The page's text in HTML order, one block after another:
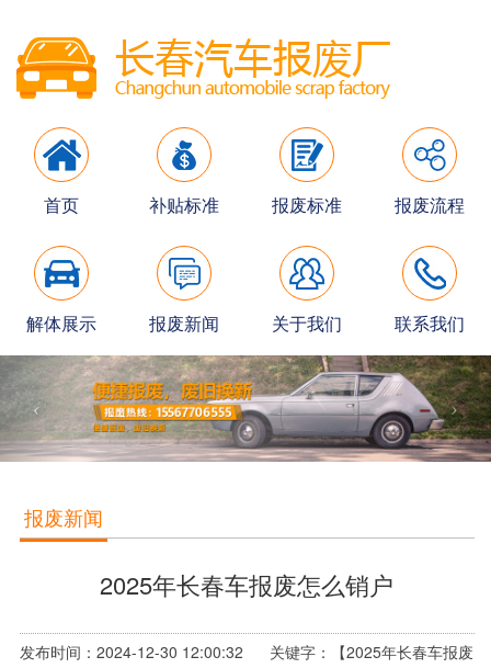
首页 补贴标准 报废标准 报废流程
解体展示 报废新闻 关于我们 联系我们
报废新闻
2025年长春车报废怎么销户
发布时间：2024-12-30 12:00:32 关键字：【2025年长春车报废